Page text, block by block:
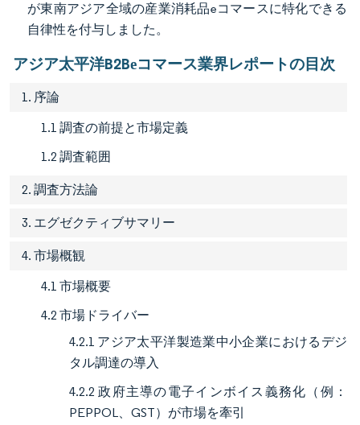
が東南アジア全域の産業消耗品eコマースに特化できる
自律性を付与しました。
アジア太平洋B2Bеコマース業界レポートの目次
1. 序論
1.1 調査の前提と市場定義
1.2 調査範囲
2. 調査方法論
3. エグゼクティブサマリー
4. 市場概観
4.1 市場概要
4.2 市場ドライバー
4.2.1 アジア太平洋製造業中小企業におけるデジ
タル調達の導入
4.2.2 政府主導の電子インボイス義務化（例：
PEPPOL、GST）が市場を牽引